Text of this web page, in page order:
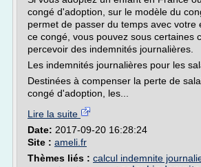
congé d'adoption, sur le modèle du
permet de passer du temps avec votre
ce congé, vous pouvez sous certaines
percevoir des indemnités journalières.
Les indemnités journalières pour les
Destinées à compenser la perte de
congé d'adoption, les...
Lire la suite
Date: 2017-09-20 16:28:24
Site : ameli.fr
Thèmes liés : calcul indemnite